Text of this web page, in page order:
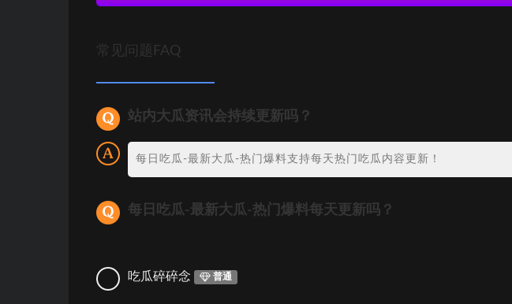
常见问题FAQ
站内大瓜资讯会持续更新吗？
每日吃瓜-最新大瓜-热门爆料支持每天热门吃瓜内容更新！
每日吃瓜-最新大瓜-热门爆料每天更新吗？
吃瓜碎碎念 普通